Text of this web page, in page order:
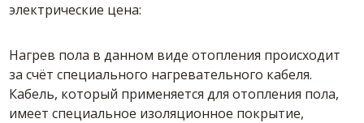
электрические цена:
Нагрев пола в данном виде отопления происходит
за счёт специального нагревательного кабеля.
Кабель, который применяется для отопления пола,
имеет специальное изоляционное покрытие,